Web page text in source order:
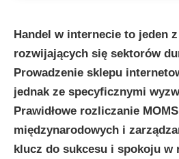
Handel w internecie to jeden
rozwijających się sektorów
Prowadzenie sklepu
jednak ze specyficznymi
Prawidłowe rozliczanie
międzynarodowych i
klucz do sukcesu i spokoju w